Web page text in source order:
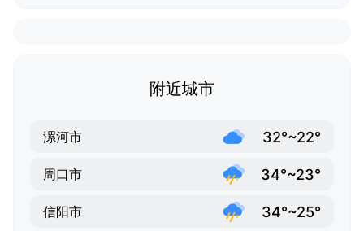
附近城市
漯河市 32°~22°
周口市 34°~23°
信阳市 34°~25°